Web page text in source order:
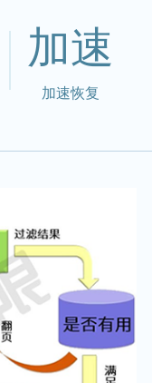
加速
加速恢复